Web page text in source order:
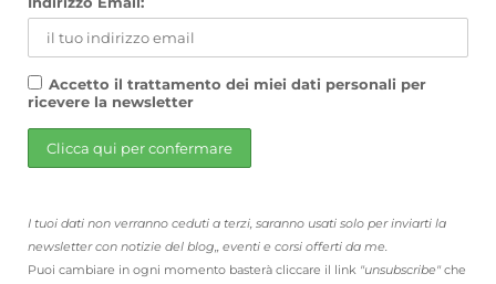
Accetto il trattamento dei miei dati personali per
ricevere la newsletter
I tuoi dati non verranno ceduti a terzi, saranno usati solo per inviarti la
newsletter con notizie del blog,, eventi e corsi offerti da me.
Puoi cambiare in ogni momento basterà cliccare il link "unsubscribe"che